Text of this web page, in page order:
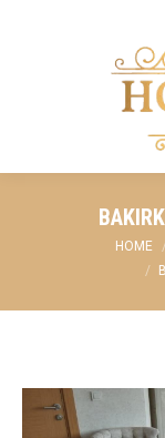
You are here:HOME